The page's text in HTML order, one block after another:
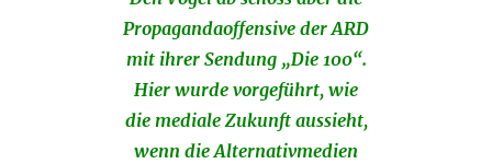
Propagandaoffensive der ARD
mit ihrer Sendung „Die 100“.
Hier wurde vorgeführt, wie
die mediale Zukunft aussieht,
wenn die Alternativmedien